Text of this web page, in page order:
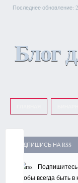
Последнее обновление:
Блог
ПОДПИШИСЬ НА RSS
чтобы всегда быть в